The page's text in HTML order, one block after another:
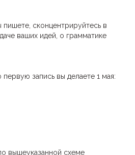
сконцентрируйтесь в
ваших идей, о грамматике
запись вы делаете 1 мая:
вышеуказанной схеме